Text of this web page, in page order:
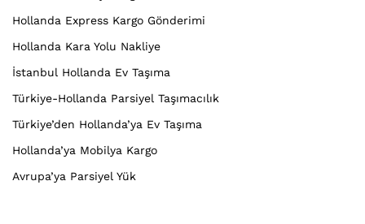
Hollanda Express Kargo Gönderimi
Hollanda Kara Yolu Nakliye
İstanbul Hollanda Ev Taşıma
Türkiye-Hollanda Parsiyel Taşımacılık
Türkiye’den Hollanda’ya Ev Taşıma
Hollanda’ya Mobilya Kargo
Avrupa’ya Parsiyel Yük